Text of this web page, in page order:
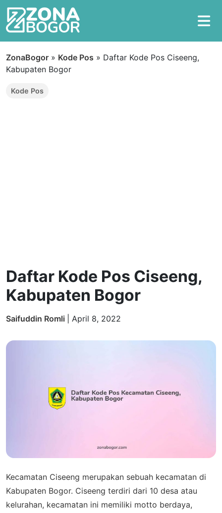
ZonaBogor » Kode Pos » Daftar Kode Pos Ciseeng,
Kabupaten Bogor
Kode Pos
Daftar Kode Pos Ciseeng,
Kabupaten Bogor
Saifuddin Romli April 8, 2022
Kecamatan Ciseeng merupakan sebuah kecamatan di
Kabupaten Bogor. Ciseeng terdiri dari 10 desa atau
kelurahan, kecamatan ini memiliki motto berdaya,